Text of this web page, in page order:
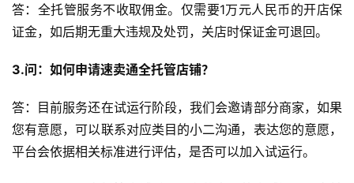
跨
境
航
答：全托管服务不收取佣金。仅需要1万元人民币的开店保
证金，如后期无重大违规及处罚，关店时保证金可退回。
3.问：如何申请速卖通全托管店铺？
答：目前服务还在试运行阶段，我们会邀请部分商家，如果
您有意愿，可以联系对应类目的小二沟通，表达您的意愿，
平台会依据相关标准进行评估，是否可以加入试运行。